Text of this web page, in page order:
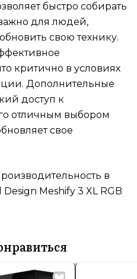
быстро собирать
для людей,
свою технику.
критично в условиях
Дополнительные
доступ к
отличным выбором
свое
в
Meshify 3 XL RGB